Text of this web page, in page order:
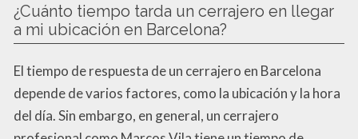
¿Cuánto tiempo tarda un cerrajero en llegar
a mi ubicación en Barcelona?
El tiempo de respuesta de un cerrajero en Barcelona
depende de varios factores, como la ubicación y la hora
del día. Sin embargo, en general, un cerrajero